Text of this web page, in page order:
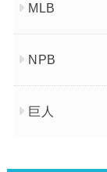
MLB
NPB
巨人